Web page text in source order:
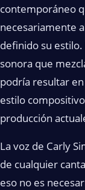
contemporáneo
necesariamente
definido su
sonora que
podría resultar
estilo
producción
La voz de Carly
de cualquier
eso no es